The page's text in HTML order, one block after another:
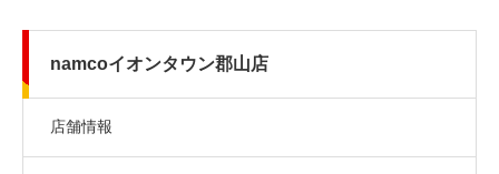
namcoイオンタウン郡山店
店舗情報